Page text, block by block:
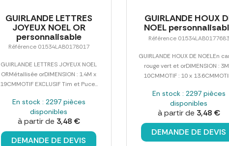
GUIRLANDE LETTRES
JOYEUX NOEL OR
personnalisable
Référence 01534LAB0178017
GUIRLANDE LETTRES JOYEUX NOEL
ORMétallisée orDIMENSION : 1.4M x
19CMMOTIF EXCLUSIF Tim et Puce...
En stock : 2297 pièces
disponibles
à partir de 3,48 €
DEMANDE DE DEVIS
GUIRLANDE HOUX
NOEL
Référence 01534LAB0177683
GUIRLANDE HOUX DE NOELEn
rouge vert et orDIMENSION :
10CMMOTIF : 10 x
En stock : 2297 pièces
disponibles
à partir de 3,48 €
DEMANDE DE DEVIS